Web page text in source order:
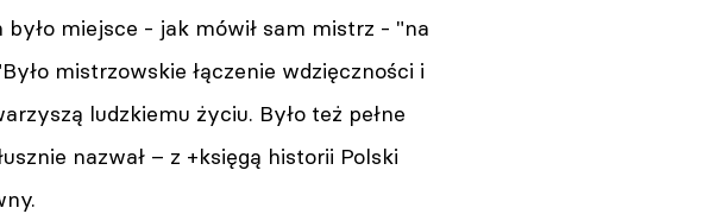
było miejsce - jak mówił sam mistrz - "na
mistrzowskie łączenie wdzięczności i
ludzkiemu życiu. Było też pełne
nazwał – z +księgą historii Polski